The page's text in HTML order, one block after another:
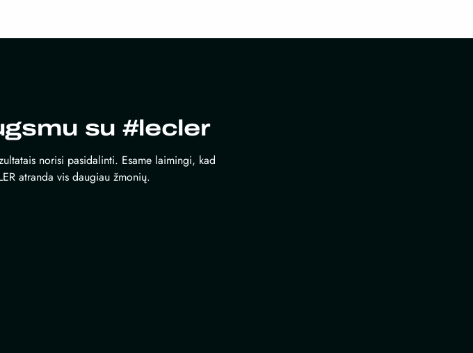
su #lecler
norisi pasidalinti. Esame laimingi, kad
atranda vis daugiau žmonių.